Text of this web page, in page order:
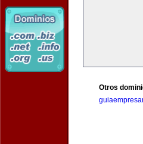
Otros